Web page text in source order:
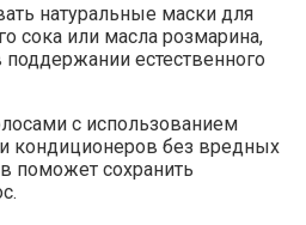
натуральные маски для
сока или масла розмарина,
естественного
с использованием
кондиционеров без вредных
поможет сохранить